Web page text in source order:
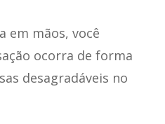
em mãos, você
ocorra de forma
desagradáveis no